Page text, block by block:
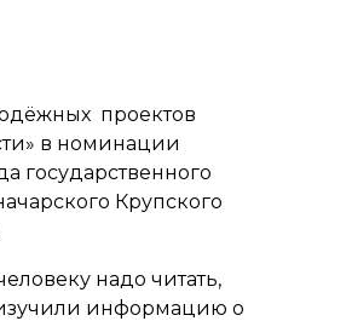
проектов
в номинации
государственного
Крупского
надо читать,
информацию о